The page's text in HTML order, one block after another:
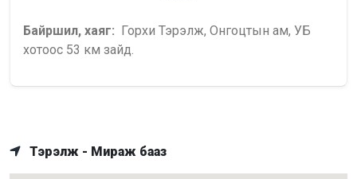
Байршил, хаяг: Горхи Тэрэлж, Онгоцтын ам, УБ
хотоос 53 км зайд.
Тэрэлж - Мираж бааз